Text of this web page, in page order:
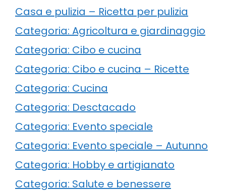
Casa e pulizia – Ricetta per pulizia
Categoria: Agricoltura e giardinaggio
Categoria: Cibo e cucina
Categoria: Cibo e cucina – Ricette
Categoria: Cucina
Categoria: Desctacado
Categoria: Evento speciale
Categoria: Evento speciale – Autunno
Categoria: Hobby e artigianato
Categoria: Salute e benessere